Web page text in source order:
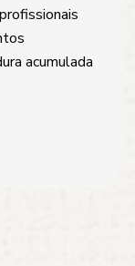
acumulada